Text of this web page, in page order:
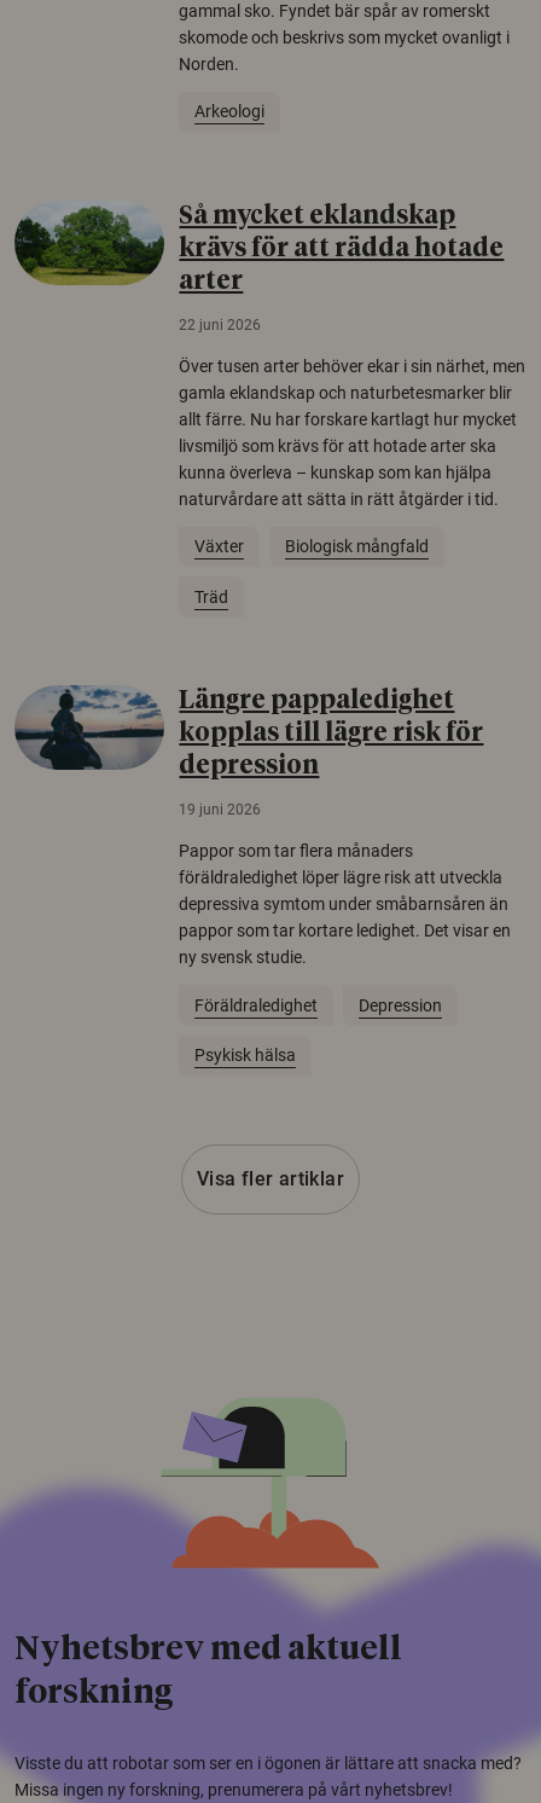
gammal sko. Fyndet bär spår av romerskt
skomode och beskrivs som mycket ovanligt i
Norden.
Arkeologi
Så mycket eklandskap
krävs för att rädda hotade
arter
22 juni 2026
Över tusen arter behöver ekar i sin närhet, men
gamla eklandskap och naturbetesmarker blir
allt färre. Nu har forskare kartlagt hur mycket
livsmiljö som krävs för att hotade arter ska
kunna överleva – kunskap som kan hjälpa
naturvårdare att sätta in rätt åtgärder i tid.
Växter Biologisk mångfald
Träd
Längre pappaledighet
kopplas till lägre risk för
depression
19 juni 2026
Pappor som tar flera månaders
föräldraledighet löper lägre risk att utveckla
depressiva symtom under småbarnsåren än
pappor som tar kortare ledighet. Det visar en
ny svensk studie.
Föräldraledighet Depression
Psykisk hälsa
Visa fler artiklar
Nyhetsbrev med aktuell
forskning
Visste du att robotar som ser en i ögonen är lättare att snacka med?
Missa ingen ny forskning, prenumerera på vårt nyhetsbrev!